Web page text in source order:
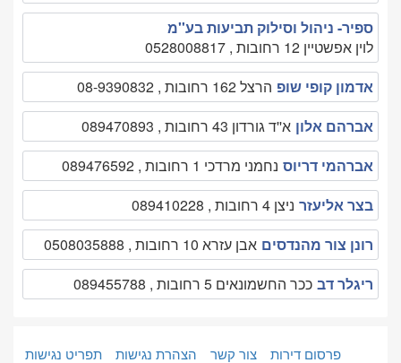
ספיר- ניהול וסילוק תביעות בע''מ
לוין אפשטיין 12 רחובות , 0528008817
אדמון קופי שופ הרצל 162 רחובות , 08-9390832
אברהם אלון א''ד גורדון 43 רחובות , 089470893
אברהמי דריוס נחמני מרדכי 1 רחובות , 089476592
בצר אליעזר ניצן 4 רחובות , 089410228
רונן צור מהנדסים אבן עזרא 10 רחובות , 0508035888
ריגלר דב ככר החשמונאים 5 רחובות , 089455788
פרסום דירות צור קשר הצהרת נגישות תפריט נגישות